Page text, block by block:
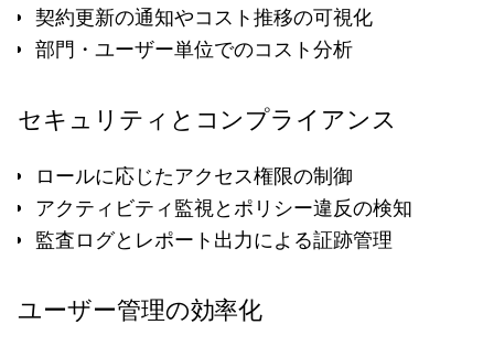
契約更新の通知やコスト推移の可視化
部門・ユーザー単位でのコスト分析
セキュリティとコンプライアンス
ロールに応じたアクセス権限の制御
アクティビティ監視とポリシー違反の検知
監査ログとレポート出力による証跡管理
ユーザー管理の効率化